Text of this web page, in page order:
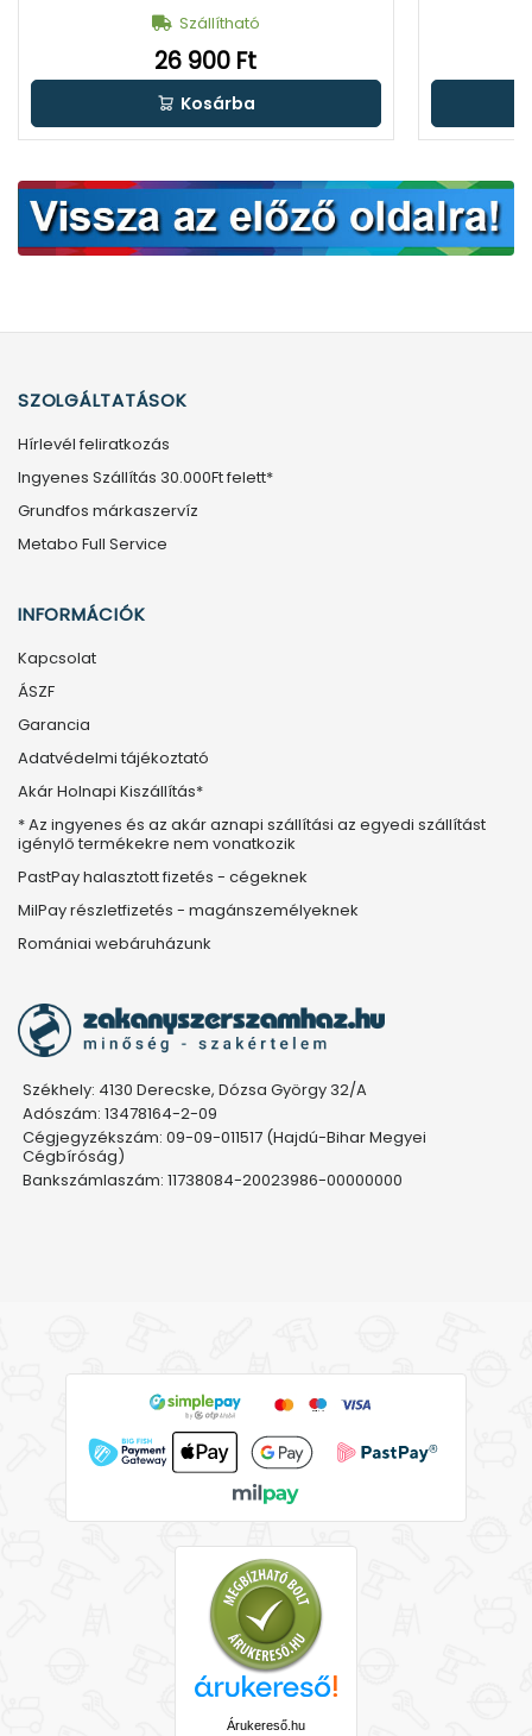
Szállítható
26 900 Ft
Kosárba
SZOLGÁLTATÁSOK
Hírlevél feliratkozás
Ingyenes Szállítás 30.000Ft felett*
Grundfos márkaszervíz
Metabo Full Service
INFORMÁCIÓK
Kapcsolat
ÁSZF
Garancia
Adatvédelmi tájékoztató
Akár Holnapi Kiszállítás*
* Az ingyenes és az akár aznapi szállítási az egyedi szállítást
igénylő termékekre nem vonatkozik
PastPay halasztott fizetés - cégeknek
MilPay részletfizetés - magánszemélyeknek
Romániai webáruházunk
Székhely: 4130 Derecske, Dózsa György 32/A
Adószám: 13478164-2-09
Cégjegyzékszám: 09-09-011517 (Hajdú-Bihar Megyei
Cégbíróság)
Bankszámlaszám: 11738084-20023986-00000000
Árukereső.hu